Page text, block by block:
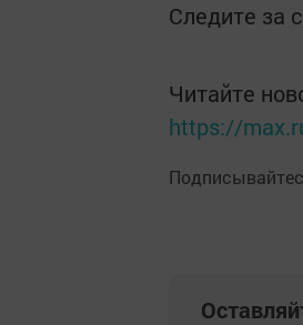
Следите за
Читайте
https://